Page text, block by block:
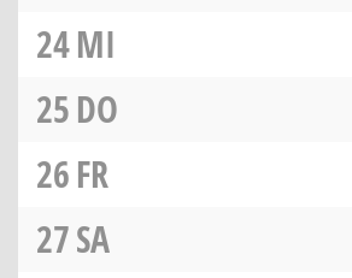
24MI
25DO
26FR
27SA